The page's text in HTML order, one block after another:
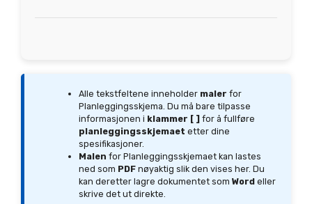
Alle tekstfeltene inneholder maler for
Planleggingsskjema. Du må bare tilpasse
informasjonen i klammer [ ] for å fullføre
planleggingsskjemaet etter dine
spesifikasjoner.
Malen for Planleggingsskjemaet kan lastes
ned som PDFnøyaktig slik den vises her. Du
kan deretter lagre dokumentet som Wordeller
skrive det ut direkte.